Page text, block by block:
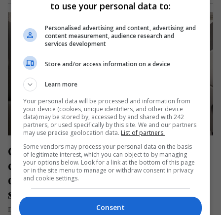
Condiții de ieșire din țară pentru
cetățenii români minori cu
domiciliul sau reședința în
străinătate
Dacă minorul este cetățean român și are domiciliul sau
to use your personal data to:
Personalised advertising and content, advertising and
content measurement, audience research and
services development
Store and/or access information on a device
Learn more
Your personal data will be processed and information from
your device (cookies, unique identifiers, and other device
data) may be stored by, accessed by and shared with 242
partners, or used specifically by this site. We and our partners
may use precise geolocation data. List of partners.
Some vendors may process your personal data on the basis
of legitimate interest, which you can object to by managing
your options below. Look for a link at the bottom of this page
or in the site menu to manage or withdraw consent in privacy
and cookie settings.
Consent